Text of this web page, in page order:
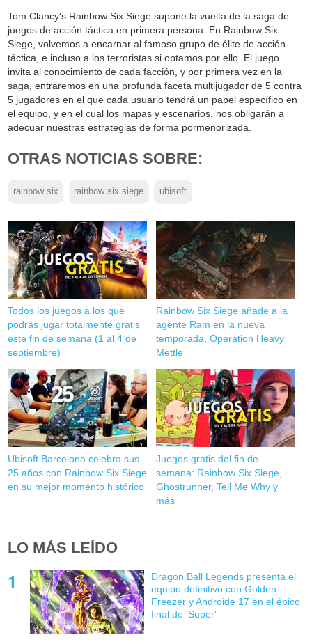
Tom Clancy's Rainbow Six Siege supone la vuelta de la saga de
juegos de acción táctica en primera persona. En Rainbow Six
Siege, volvemos a encarnar al famoso grupo de élite de acción
táctica, e incluso a los terroristas si optamos por ello. El juego
invita al conocimiento de cada facción, y por primera vez en la
saga, entraremos en una profunda faceta multijugador de 5 contra
5 jugadores en el que cada usuario tendrá un papel específico en
el equipo, y en el cual los mapas y escenarios, nos obligarán a
adecuar nuestras estrategias de forma pormenorizada.
OTRAS NOTICIAS SOBRE:
rainbow six rainbow six siege ubisoft
Todos los juegos a los que
podrás jugar totalmente gratis
este fin de semana (1 al 4 de
septiembre)
Rainbow Six Siege añade a la
agente Ram en la nueva
temporada, Operation Heavy
Mettle
Ubisoft Barcelona celebra sus
25 años con Rainbow Six Siege
en su mejor momento histórico
Juegos gratis del fin de
semana: Rainbow Six Siege,
Ghostrunner, Tell Me Why y
más
LO MÁS LEÍDO
Dragon Ball Legends presenta el
equipo definitivo con Golden
Freezer y Androide 17 en el épico
final de 'Super'